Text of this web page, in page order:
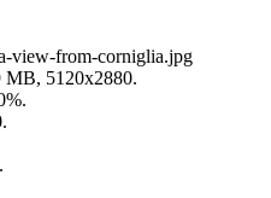
view-from-corniglia.jpg
MB, 5120x2880.